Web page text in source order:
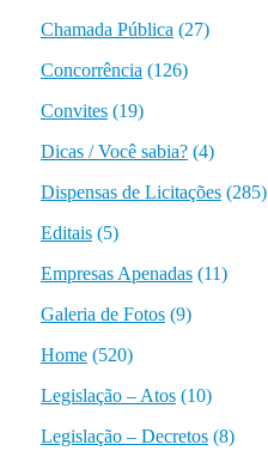
Chamada Pública (27)
Concorrência (126)
Convites(19)
Dicas / Você sabia?(4)
Dispensas de Licitações(285)
Editais(5)
Empresas Apenadas(11)
Galeria de Fotos(9)
Home(520)
Legislação – Atos(10)
Legislação – Decretos(8)